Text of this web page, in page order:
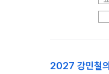
2027 강민철